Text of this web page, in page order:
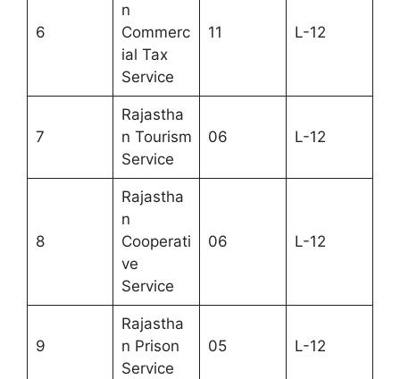
6
n
Commerc
ial Tax
Service
11 L-12
7
Rajastha
n Tourism
Service
06 L-12
8
Rajastha
n
Cooperati
ve
Service
06 L-12
9
Rajastha
n Prison
Service
05 L-12